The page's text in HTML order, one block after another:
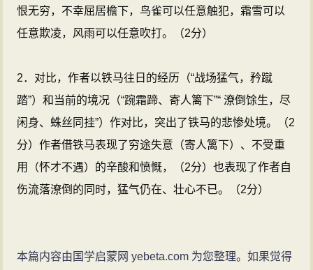
恨无穷，不幸屈居檐下，鸟雀可以任意触犯，霜雪可以
任意欺凌，风雨可以任意吹打。（2分）
2．对比，作者以铁马往日的经历（“战场猛气，矜蹴
踏”）和当前的境况（“踠霜蹄、寄人篱下”“ 潦倒馀生，尽
闲身、蛛丝同挂”）作对比，突出了铁马的悲惨处境。（2
分）作者借铁马表现了穷途失意（寄人篱下）、不受重
用（怀才不遇）的辛酸和愤慨，（2分）也表现了作者自
伤流落潦倒的同时，猛气仍在、壮心不已。（2分）
本篇内容由国学启蒙网 yebeta.com 为您整理。如果觉得